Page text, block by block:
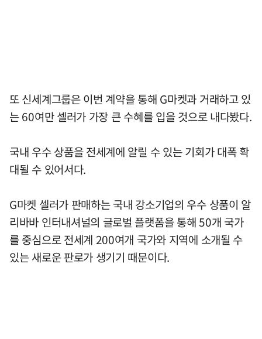
또 신세계그룹은 이번 계약을 통해 G마켓과 거래하고 있
는 60여만 셀러가 가장 큰 수혜를 입을 것으로 내다봤다.
국내 우수 상품을 전세계에 알릴 수 있는 기회가 대폭 확
대될 수 있어서다.
G마켓 셀러가 판매하는 국내 강소기업의 우수 상품이 알
리바바 인터내셔널의 글로벌 플랫폼을 통해 50개 국가
를 중심으로 전세계 200여개 국가와 지역에 소개될 수
있는 새로운 판로가 생기기 때문이다.